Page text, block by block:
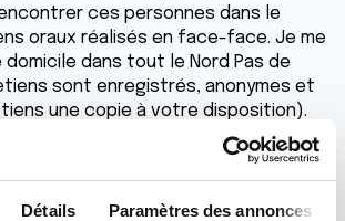
Détails Paramètres des annonces
ces personnes dans le
oraux réalisés en face-face. Je me
dans tout le Nord Pas de
sont enregistrés, anonymes et
une copie à votre disposition).
sont pas rémunérés. Je suis à
pour en discuter de vive voix et
ma recherche vous
propose de prendre un premier